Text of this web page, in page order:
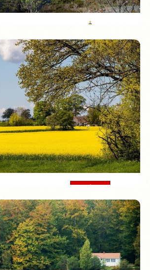
län
ontworpen door Nederlanders,
grachten en bruggen. Je voelt het
door de stad geeft soms meer
gevoel dan Stockholm!
Kåseberga vind je Ales Stenar: een
steencirkel aan zee, ook wel het
Zweden’ genoemd. Niemand weet